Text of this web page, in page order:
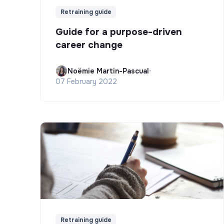
Retraining guide
Guide for a purpose-driven
career change
Noëmie Martin-Pascual•
07 February 2022
Retraining guide